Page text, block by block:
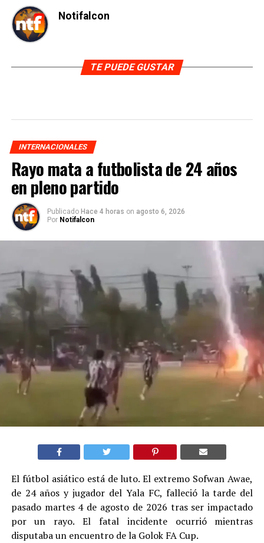
Notifalcon
TE PUEDE GUSTAR
INTERNACIONALES
Rayo mata a futbolista de 24 años
en pleno partido
Publicado Hace 4 horas on agosto 6, 2026
Por Notifalcon
El fútbol asiático está de luto. El extremo Sofwan Awae,
de 24 años y jugador del Yala FC, falleció la tarde del
pasado martes 4 de agosto de 2026 tras ser impactado
por un rayo. El fatal incidente ocurrió mientras
disputaba un encuentro de la Golok FA Cup.